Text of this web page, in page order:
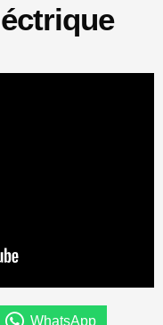
WhatsApp